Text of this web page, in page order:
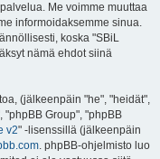
Me voimme muuttaa
informoidaksemme sinua.
koska "SBiL
nämä ehdot siinä
(jälkeenpäin "he", "heidät",
"phpBB Group", "phpBB
v2" -lisenssillä (jälkeenpäin
. phpBB-ohjelmisto luo